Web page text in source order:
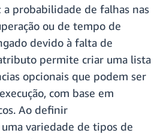
a probabilidade de falhas nas
ou de tempo de
devido à falta de
permite criar uma lista
opcionais que podem ser
com base em
Ao definir
variedade de tipos de